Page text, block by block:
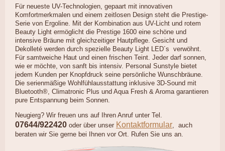
Für neueste UV-Technologien, gepaart mit innovativen
Komfortmerkmalen und einem zeitlosen Design steht die Prestige-
Serie von Ergoline. Mit der Kombination aus UV-Licht und rotem
Beauty Light ermöglicht die Prestige 1600 eine schöne und
intensive Bräune mit gleichzeitiger Hautpflege. Gesicht und
Dekolleté werden durch spezielle Beauty Light LED´s verwöhnt.
Für samtweiche Haut und einen frischen Teint. Jeder darf sonnen,
wie er möchte, von sanft bis intensiv. Personal Sunstyle bietet
jedem Kunden per Knopfdruck seine persönliche Wunschbräune.
Die serienmäßige Wohlfühlausstattung inklusive 3D-Sound mit
Bluetooth®, Climatronic Plus und Aqua Fresh & Aroma garantieren
pure Entspannung beim Sonnen.
Neugierg? Wir freuen uns auf Ihren Anruf unter Tel.
07644/922420 oder über unser Kontaktformular, auch
beraten wir Sie gerne bei Ihnen vor Ort. Rufen Sie uns an.